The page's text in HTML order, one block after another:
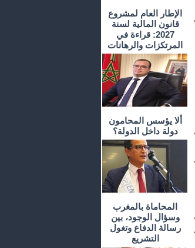
الإطار العام لمشروع
قانون المالية لسنة
2027: قراءة في
المرتكزات والرهانات
ألا يؤسس المحامون
دولة داخل الدولة؟
المحاماة بالمغرب
وسؤال الوجود، بين
رسالة الدفاع وتغول
التشريع